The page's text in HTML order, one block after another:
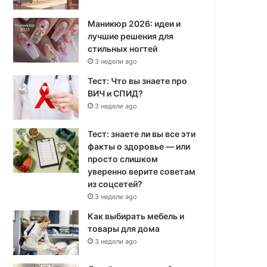
Маникюр 2026: идеи и
лучшие решения для
стильных ногтей
3 недели ago
Тест: Что вы знаете про
ВИЧ и СПИД?
3 недели ago
Тест: знаете ли вы все эти
факты о здоровье — или
просто слишком
уверенно верите советам
из соцсетей?
3 недели ago
Как выбирать мебель и
товары для дома
3 недели ago